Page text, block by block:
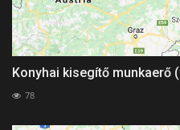
Konyhai kisegítő
78